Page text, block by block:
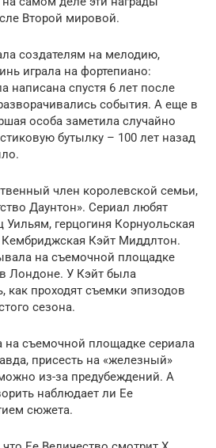
Второй мировой.
создателям на мелодию,
играла на фортепиано:
написана спустя 6 лет после
события. А еще в
особа заметила случайно
бутылку – 100 лет назад
член королевской семьи,
Даунтон». Сериал любят
Уильям, герцогиня Корнуольская
Кэйт Миддлтон.
на съемочной площадке
в Лондоне. У Кэйт была
как проходят съемки эпизодов
сезона.
съемочной площадке сериала
присесть на «железный»
из-за предубеждений. А
наблюдает ли Ее
сюжета.